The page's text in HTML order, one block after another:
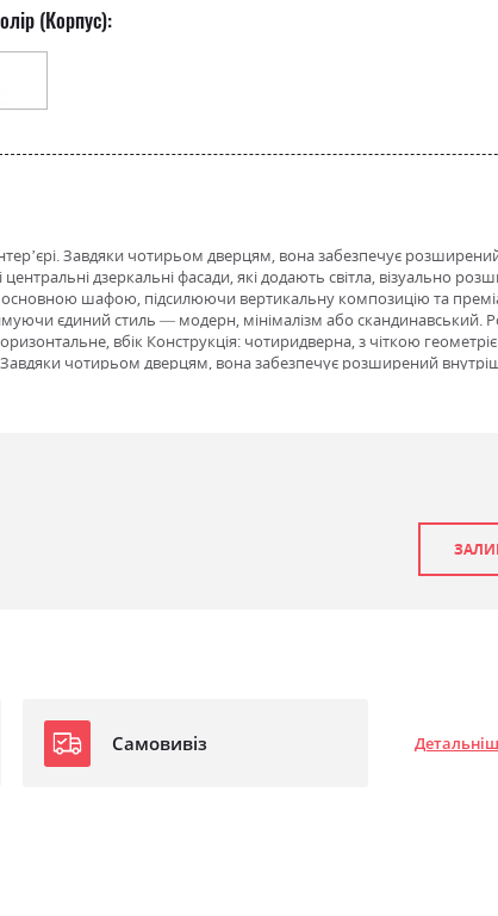
(Корпус):
Завдяки чотирьом дверцям, вона забезпечує
дзеркальні фасади, які додають світла, візуально
шафою, підсилюючи вертикальну композицію та
єдиний стиль — модерн, мінімалізм або скандинавський.
вбік Конструкція: чотиридверна, з чіткою
чотирьом дверцям, вона забезпечує розширений
меблевої групи та дозволяє оптимізувати простір у
Самовивіз